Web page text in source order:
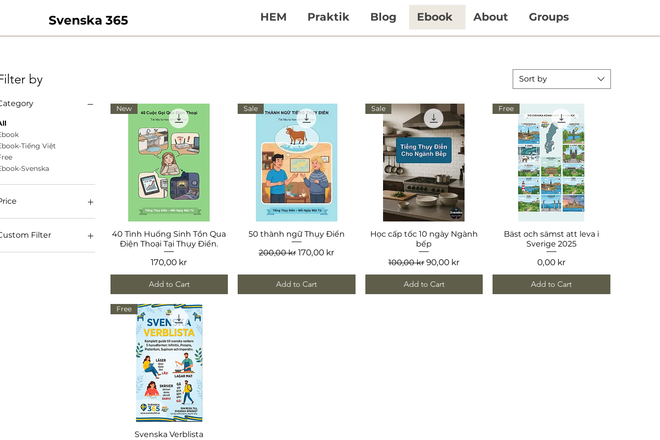
Svenska 365 HEM Praktik Blog Ebook About Groups
by
Tiếng Việt
Svenska
0 Filter
Ebook
Sort by
Quick View
New
40 Tình Huống Sinh Tồn Qua
Điện Thoại Tại Thụy Điển.
Price
170,00 kr
Add to Cart
Quick View
Sale
50 thành ngữ Thụy Điển
Regular Price
200,00 kr Sale Price
170,00 kr
Add to Cart
Quick View
Sale
Học cấp tốc 10 ngày Ngành
bếp
Regular Price
100,00 kr Sale Price
90,00 kr
Add to Cart
Quick View
Free
Bäst och sämst att leva i
Sverige 2025
Price
0,00 kr
Add to Cart
Quick View
Free
Svenska Verblista